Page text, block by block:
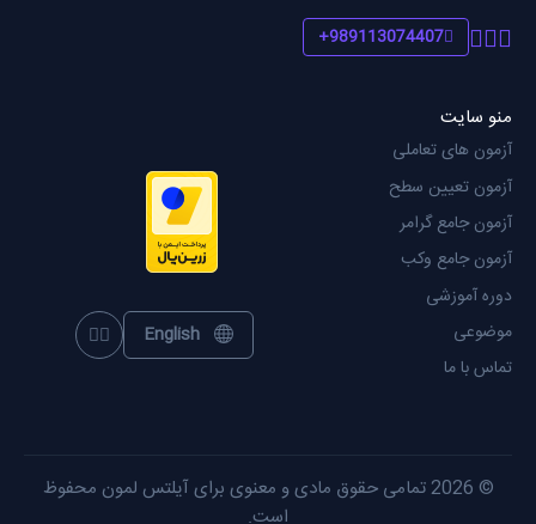
989113074407+
منو سایت
آزمون های تعاملی
آزمون تعیین سطح
آزمون جامع گرامر
آزمون جامع وکب
دوره آموزشی
موضوعی
تماس با ما
English
theme
© 2026 تمامی حقوق مادی و معنوی برای آیلتس لمون محفوظ
است.